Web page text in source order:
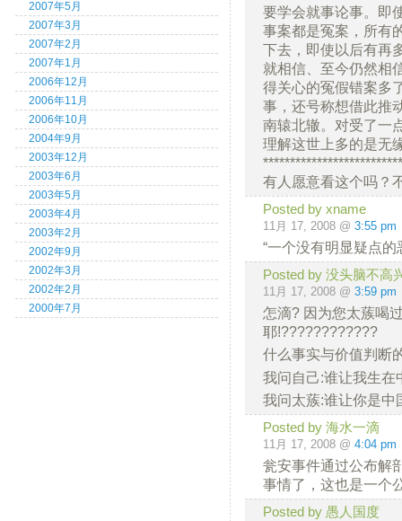
2007年5月
2007年3月
2007年2月
2007年1月
2006年12月
2006年11月
2006年10月
2004年9月
2003年12月
2003年6月
2003年5月
2003年4月
2003年2月
2002年9月
2002年3月
2002年2月
2000年7月
要学会就事论事。即
事案都是冤案，所有
下去，即使以后有再
就相信、至今仍然相
得关心的冤假错案多
事，还号称想借此推
南辕北辙。对受了一
理解这世上多的是无
有人愿意看这个吗？
Posted by xname
11月 17, 2008 @ 3:55 pm
“一个没有明显疑点
Posted by 没头脑不高
11月 17, 2008 @ 3:59 pm
怎滴? 因为您太蔟喝
耶!????????????
什么事实与价值判断
我问自己:谁让我生在
我问太蔟:谁让你是中
Posted by 海水一滴
11月 17, 2008 @ 4:04 pm
瓮安事件通过公布解
事情了，这也是一个
Posted by 愚人国度